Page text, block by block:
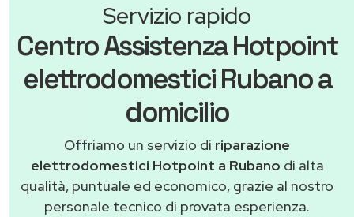
Servizio rapido
Centro Assistenza Hotpoint
elettrodomestici Rubano a
domicilio
Offriamo un servizio di riparazione
elettrodomestici Hotpoint a Rubano di alta
qualità, puntuale ed economico, grazie al nostro
personale tecnico di provata esperienza.